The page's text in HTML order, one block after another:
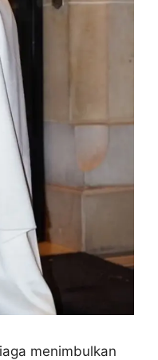
menimbulkan